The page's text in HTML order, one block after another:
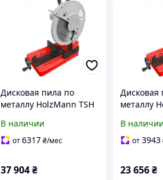
Дисковая пила по
металлу HolzMann TSH
В наличии
от6317₴/мес
37 904₴
Дисковая
металлу
В наличии
от3943
23 656 ₴